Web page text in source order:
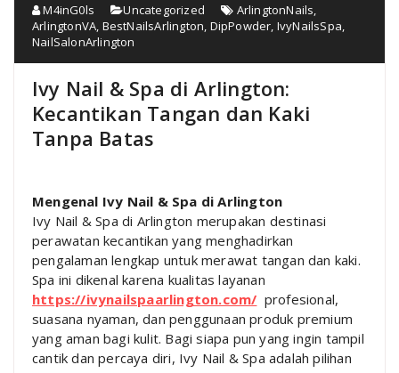
M4inG0ls Uncategorized ArlingtonNails,
ArlingtonVA, BestNailsArlington, DipPowder, IvyNailsSpa,
NailSalonArlington
Ivy Nail & Spa di Arlington:
Kecantikan Tangan dan Kaki
Tanpa Batas
Mengenal Ivy Nail & Spa di Arlington
Ivy Nail & Spa di Arlington merupakan destinasi
perawatan kecantikan yang menghadirkan
pengalaman lengkap untuk merawat tangan dan kaki.
Spa ini dikenal karena kualitas layanan
https://ivynailspaarlington.com/ profesional,
suasana nyaman, dan penggunaan produk premium
yang aman bagi kulit. Bagi siapa pun yang ingin tampil
cantik dan percaya diri, Ivy Nail & Spa adalah pilihan